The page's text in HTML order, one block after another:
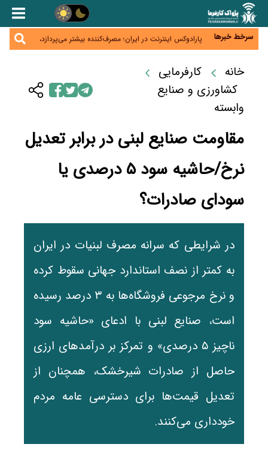
سرخط خبرها
زائران اربعین نگران ارز باقی‌مانده نباشند؛ خرید دینار در
جنگ کریدورها وارد فاز جدید شد؛ سرمایه‌گذاری ۳۴۵
میلیارد دلاری اوراسیا تا ۲۰۳۵
پارادوکس اینترنت در ایران؛ مصرف‌کننده بیشتر می‌پردازد،
شبکه کمتر توسعه می‌یابد
جدید سیاست‌های مالیاتی در حمایت از تولید
معمای تأمین ۸۰ همت معوقات بازنشستگان؛ بانک رفاه
وارد میدان شد
خانه
کارفرمایی
کشاورزی و صنایع
وابسته
مقاومت صنایع لبنی در برابر تعدیل
نرخ/حاشیه سود ۵ درصدی یا
سودای صادرات؟
در شرایطی که سرانه مصرف لبنیات در ایران
به کمتر از نصف استاندارد جهانی سقوط کرده
و نرخ مرجوعی فروشگاه‌ها به ۳ درصد رسیده
است، صنایع لبنی با ادعای «حاشیه سود
ناچیز ۵ درصدی» و تمرکز بر درآمدهای ارزی
حاصل از صادرات شیرخشک، همچنان از
تعدیل قیمت‌ها برای دسترسی عامه مردم
خودداری می‌کنند.